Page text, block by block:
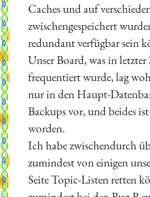
Caches und auf
zwischengespeichert
redundant verfügbar sein
Unser Board, was in
frequentiert wurde, lag
nur in den Haupt-
Backups vor, und beides
worden.
Ich habe zwischendurch
zumindest von einigen
Seite Topic-Listen retten